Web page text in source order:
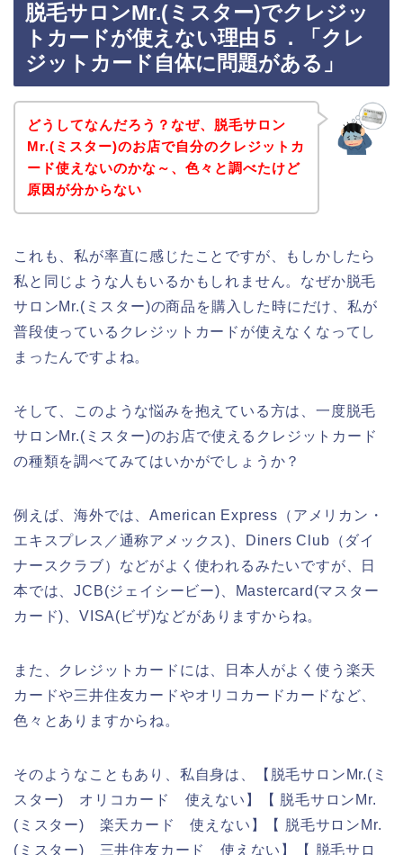
脱毛サロンMr.(ミスター)でクレジッ
トカードが使えない理由５．「クレ
ジットカード自体に問題がある」
どうしてなんだろう？なぜ、脱毛サロン
Mr.(ミスター)のお店で自分のクレジットカ
ード使えないのかな～、色々と調べたけど
原因が分からない
これも、私が率直に感じたことですが、もしかしたら
私と同じような人もいるかもしれません。なぜか脱毛
サロンMr.(ミスター)の商品を購入した時にだけ、私が
普段使っているクレジットカードが使えなくなってし
まったんですよね。
そして、このような悩みを抱えている方は、一度脱毛
サロンMr.(ミスター)のお店で使えるクレジットカード
の種類を調べてみてはいかがでしょうか？
例えば、海外では、American Express（アメリカン・
エキスプレス／通称アメックス)、Diners Club（ダイ
ナースクラブ）などがよく使われるみたいですが、日
本では、JCB(ジェイシービー)、Mastercard(マスター
カード)、VISA(ビザ)などがありますからね。
また、クレジットカードには、日本人がよく使う楽天
カードや三井住友カードやオリコカードカードなど、
色々とありますからね。
そのようなこともあり、私自身は、【脱毛サロンMr.(ミ
スター) オリコカード 使えない】【 脱毛サロンMr.
(ミスター) 楽天カード 使えない】【 脱毛サロンMr.
(ミスター) 三井住友カード 使えない】【 脱毛サロ